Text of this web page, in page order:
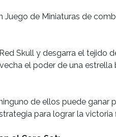
Juego de Miniaturas de
Skull y desgarra el tejido
el poder de una
de ellos puede
para lograr la